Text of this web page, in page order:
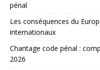
pénal
Les conséquences du
internationaux
Chantage code pénal :
2026